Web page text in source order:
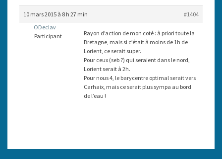
32
10 mars 2015 à 8 h 27 min
#1404
ODeclav
Participant
Rayon d’action de mon coté : à priori toute la
Bretagne, mais si c’était à moins de 1h de
Lorient, ce serait super.
Pour ceux (seb ?) qui seraient dans le nord,
Lorient serait à 2h.
Pour nous 4, le barycentre optimal serait vers
Carhaix, mais ce serait plus sympa au bord
de l’eau !